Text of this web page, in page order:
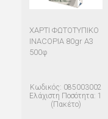
ΧΑΡΤΙ ΦΩΤΟΤΥΠΙΚΟ
INACOPIA 80gr Α3
500φ
Κωδικός: 085003002
Ελάχιστη Ποσότητα: 1
(Πακέτο)